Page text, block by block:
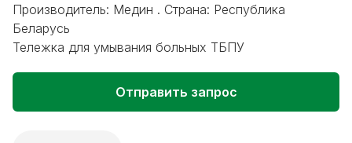
Производитель: Медин . Страна: Республика
Беларусь
Тележка для умывания больных ТБПУ
Отправить запрос